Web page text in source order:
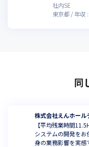
社内SE
東京都
年収 :
同
株式会社えんホール
【平均残業時間
システムの開発を
身の業務影響を実感